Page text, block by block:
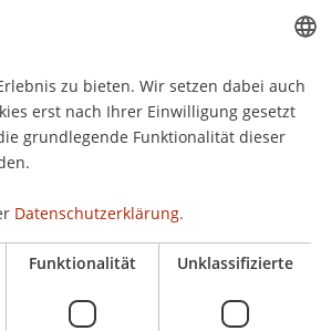
Kühlschränke,
GERMAN
ENGLISH
zu bieten. Wir setzen dabei auch
erst nach Ihrer Einwilligung gesetzt
grundlegende Funktionalität dieser
Datenschutzerklärung.
Funktionalität Unklassifizierte